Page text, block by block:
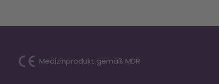
Medizinprodukt gemäß MDR